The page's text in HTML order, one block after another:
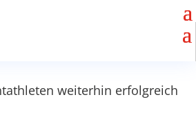
weiterhin erfolgreich